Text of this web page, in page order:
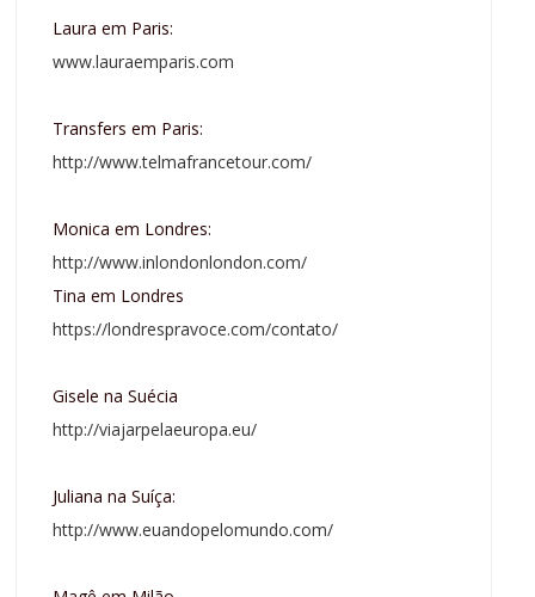
Laura em Paris:
www.lauraemparis.com
Transfers em Paris:
http://www.telmafrancetour.com/
Monica em Londres:
http://www.inlondonlondon.com/
Tina em Londres
https://londrespravoce.com/contato/
Gisele na Suécia
http://viajarpelaeuropa.eu/
Juliana na Suíça:
http://www.euandopelomundo.com/